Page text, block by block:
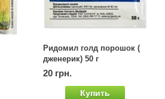
Ридомил голд порошок (
дженерик) 50 г
20 грн.
Купить